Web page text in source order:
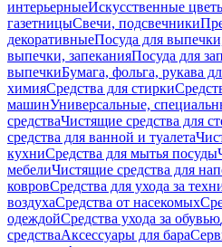
интерьерныеИскусственные
газетницыСвечи, подсвечники
декоративныеПосуда для
выпечки, запеканияПосуда для
выпечкиБумага, фольга, рукава
химияСредства для стирки
машинУниверсальные,
средстваЧистящие средства для
средства для ванной и туалета
кухниСредства для мытья посуды
мебелиЧистящие средства для
ковровСредства для ухода за
воздухаСредства от насекомых
одеждойСредства ухода за обувью
средстваАксессуары для бара